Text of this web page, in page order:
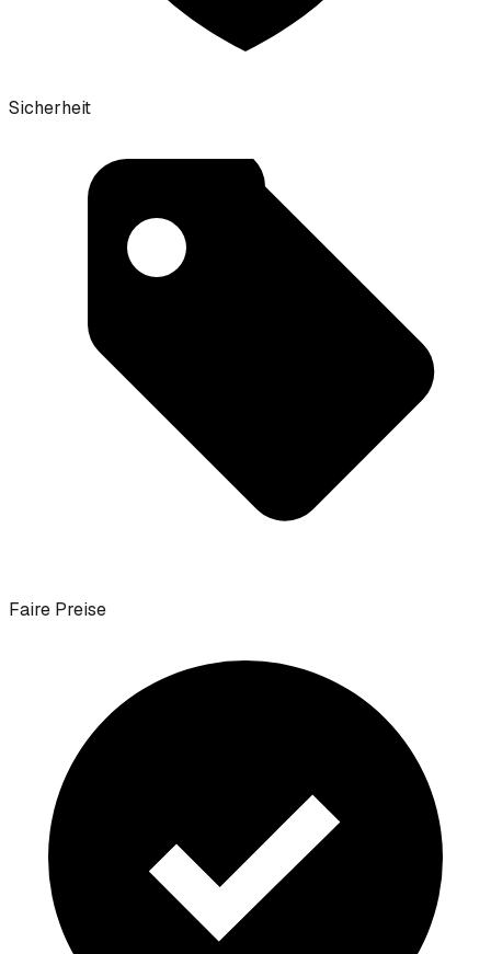
Sicherheit
Faire Preise